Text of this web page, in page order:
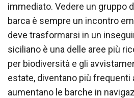
immediato. Vedere un gruppo
barca è sempre un incontro
deve trasformarsi in un
siciliano è una delle aree più
per biodiversità e gli
estate, diventano più frequenti
aumentano le barche in